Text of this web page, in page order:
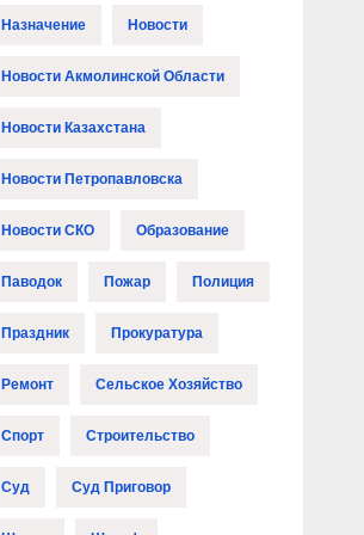
Назначение Новости
Новости Акмолинской Области
Новости Казахстана
Новости Петропавловска
Новости СКО Образование
Паводок Пожар Полиция
Праздник Прокуратура
Ремонт Сельское Хозяйство
Спорт Строительство
Суд Суд Приговор